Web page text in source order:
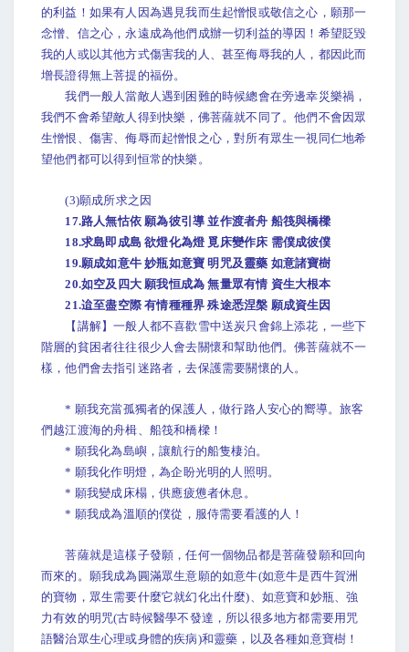
的利益！如果有人因為遇見我而生起憎恨或敬信之心，願那一
念憎、信之心，永遠成為他們成辦一切利益的導因！希望貶毀
我的人或以其他方式傷害我的人、甚至侮辱我的人，都因此而
增長證得無上菩提的福份。
我們一般人當敵人遇到困難的時候總會在旁邊幸災樂禍，
我們不會希望敵人得到快樂，佛菩薩就不同了。他們不會因眾
生憎恨、傷害、侮辱而起憎恨之心，對所有眾生一視同仁地希
望他們都可以得到恒常的快樂。
(3)願成所求之因
17.路人無怙依 願為彼引導 並作渡者舟 船筏與橋樑
18.求島即成島 欲燈化為燈 覓床變作床 需僕成彼僕
19.願成如意牛 妙瓶如意寶 明咒及靈藥 如意諸寶樹
20.如空及四大 願我恒成為 無量眾有情 資生大根本
21.迨至盡空際 有情種種界 殊途悉涅槃 願成資生因
【講解】一般人都不喜歡雪中送炭只會錦上添花，一些下
階層的貧困者往往很少人會去關懷和幫助他們。佛菩薩就不一
樣，他們會去指引迷路者，去保護需要關懷的人。
* 願我充當孤獨者的保護人，做行路人安心的嚮導。旅客
們越江渡海的舟楫、船筏和橋樑！
* 願我化為島嶼，讓航行的船隻棲泊。
* 願我化作明燈，為企盼光明的人照明。
* 願我變成床榻，供應疲憊者休息。
* 願我成為溫順的僕從，服侍需要看護的人！
菩薩就是這樣子發願，任何一個物品都是菩薩發願和回向
而來的。願我成為圓滿眾生意願的如意牛(如意牛是西牛賀洲
的寶物，眾生需要什麼它就幻化出什麼)、如意寶和妙瓶、強
力有效的明咒(古時候醫學不發達，所以很多地方都需要用咒
語醫治眾生心理或身體的疾病)和靈藥，以及各種如意寶樹！